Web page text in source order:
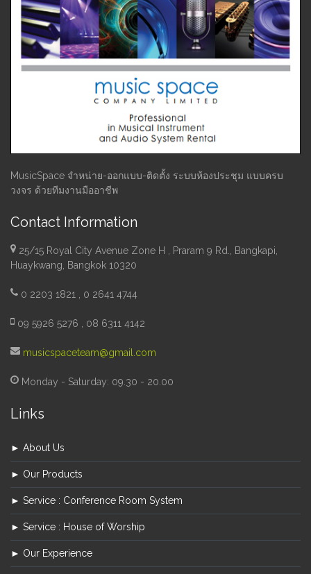
MusicSpace จำหน่าย-ออกแบบ-ติดตั้ง ระบบห้องประชุม แบบครบ
วงจร ด้วยทีมงานมืออาชีพ
Contact Information
25/15 Royal City Avenue Zone H , Praram 9 Rd., Bangkapi,
Huaykwang, Bangkok 10320
0 2203 1821 , 0 2641 4744
09 5926 5276 , 08 6311 4142
musicspaceteam@gmail.com
Monday - Saturday: 09.30 - 20.00
Links
► About Us
► Our Products
► Service : Conference Room System
► Service : House of Worship
► Our Experience